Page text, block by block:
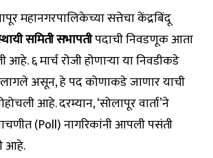
महानगरपालिकेच्या सत्तेचा केंद्रबिंदू
समिती सभापतीपदाची निवडणूक आता
६ मार्च रोजी होणाऱ्या या निवडीकडे
असून, हे पद कोणाकडे जाणार याची
आहे. दरम्यान, ‘सोलापूर वार्ता’ने
(Poll) नागरिकांनी आपली पसंती
आहे.